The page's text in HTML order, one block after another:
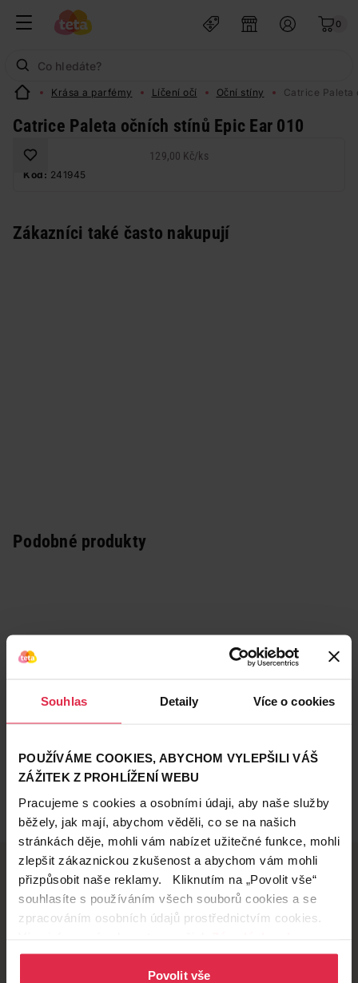
Souhlas Detaily Více o cookies
POUŽÍVÁME COOKIES, ABYCHOM VYLEPŠILI VÁŠ
ZÁŽITEK Z PROHLÍŽENÍ WEBU
Pracujeme s cookies a osobními údaji, aby naše služby
běžely, jak mají, abychom věděli, co se na našich
stránkách děje, mohli vám nabízet užitečné funkce, mohli
zlepšit zákaznickou zkušenost a abychom vám mohli
přizpůsobit naše reklamy. Kliknutím na „Povolit vše“
souhlasíte s používáním všech souborů cookies a se
zpracováním osobních údajů prostřednictvím cookies.
osobních údajů.
Povolit vše
0
Krása a parfémy Líčení očí Oční stíny Catrice Paleta
Catrice Paleta očních stínů Epic Ear 010
129,00 Kč/ks
Kód: 241945
Zákazníci také často nakupují
Podobné produkty
Doručení zdarma
při nákupu nad 1 200 Kč
Věrnostní slevy
ušetřete s Teta klubem